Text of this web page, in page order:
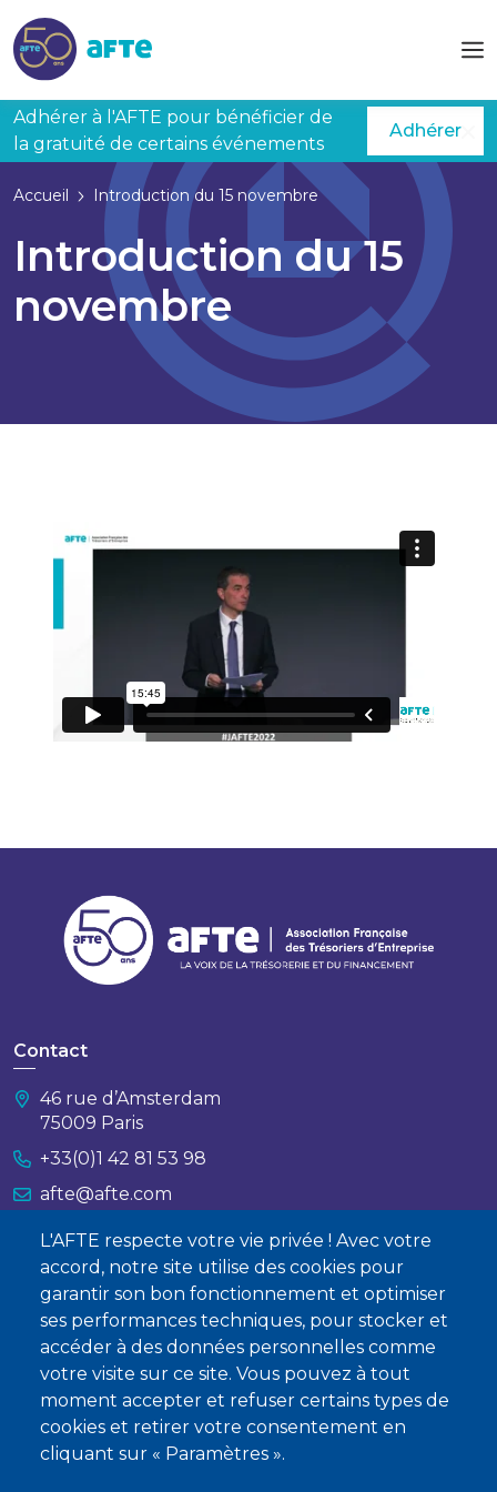
L'AFTE respecte votre vie privée ! Avec votre
accord, notre site utilise des cookies pour
garantir son bon fonctionnement et optimiser
ses performances techniques, pour stocker et
accéder à des données personnelles comme
votre visite sur ce site. Vous pouvez à tout
moment accepter et refuser certains types de
cookies et retirer votre consentement en
cliquant sur « Paramètres ».
Adhérer à l'AFTE pour bénéficier de
la gratuité de certains événements
Adhérer
Accueil Introduction du 15 novembre
Introduction du 15
novembre
Contact
46 rue d’Amsterdam
75009 Paris
+33(0)1 42 81 53 98
afte@afte.com
Nous contacter
À propos
Qui sommes-nous ?
Devenir membre